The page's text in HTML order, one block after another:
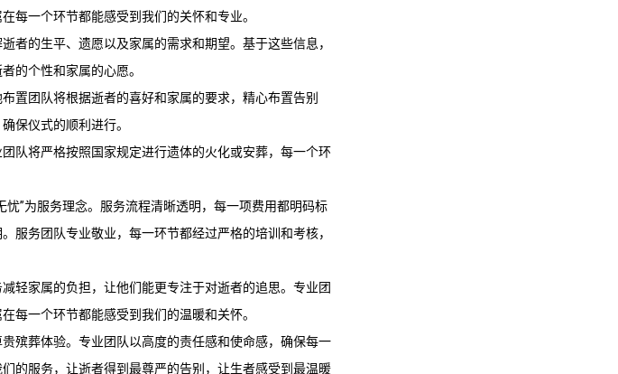
每一个环节都能感受到我们的关怀和专业。
者的生平、遗愿以及家属的需求和期望。基于这些信息，
的个性和家属的心愿。
置团队将根据逝者的喜好和家属的要求，精心布置告别
保仪式的顺利进行。
队将严格按照国家规定进行遗体的火化或安葬，每一个环
忧”为服务理念。服务流程清晰透明，每一项费用都明码标
服务团队专业敬业，每一环节都经过严格的培训和考核，
轻家属的负担，让他们能更专注于对逝者的追思。专业团
每一个环节都能感受到我们的温暖和关怀。
殡葬体验。专业团队以高度的责任感和使命感，确保每一
的服务，让逝者得到最尊严的告别，让生者感受到最温暖